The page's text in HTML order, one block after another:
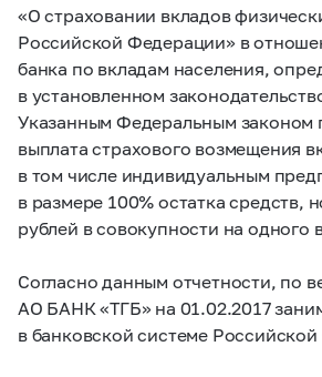
«О страховании вкладов
Российской Федерации» в
банка по вкладам населения,
в установленном
Указанным Федеральным законом
выплата страхового возмещения
в том числе индивидуальным
в размере 100% остатка средств,
рублей в совокупности на одного
Согласно данным отчетности, по
АО БАНК «ТГБ» на 01.02.2017
в банковской системе